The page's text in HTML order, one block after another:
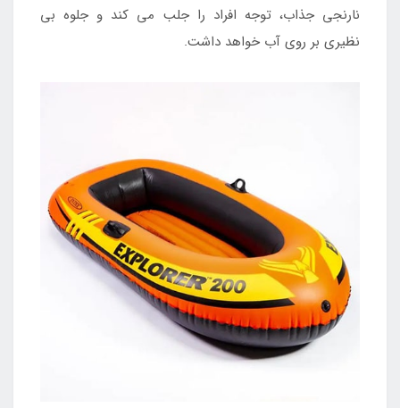
نارنجی جذاب، توجه افراد را جلب می کند و جلوه بی
نظیری بر روی آب خواهد داشت.